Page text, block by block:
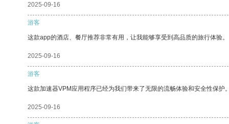
2025-09-16
游客
这款app的酒店、餐厅推荐非常有用，让我能够享受到高品质的旅行体验。
2025-09-16
游客
这款加速器VPM应用程序已经为我们带来了无限的流畅体验和安全性保护
2025-09-16